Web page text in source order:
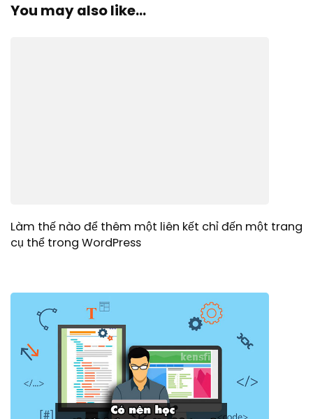
You may also like...
Làm thế nào để thêm một liên kết chỉ đến một trang
cụ thể trong WordPress